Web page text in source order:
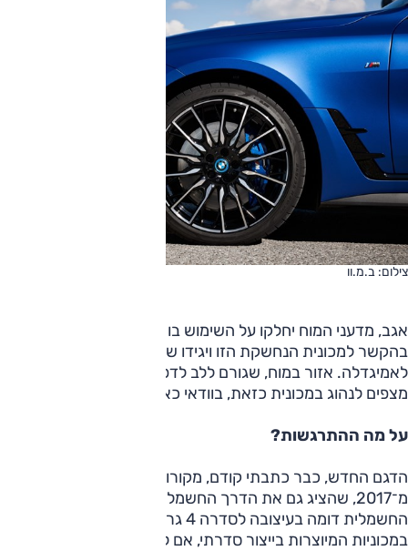
צילום: ב.מ.וו
אגב, מדעני המוח יחלקו על השימוש בו עשיתי במילה "לב"
בהקשר למכונית הנחשקת הזו ויגידו שמכונית כזו מדברת דווקא
לאמיגדלה. אזור במוח, שגורם ללב לדפוק מהר יותר כאשר
מצפים לנהוג במכונית כזאת, בוודאי כאשר נכנסים אליה.
על מה ההתרגשות?
החשמלית דומה בעיצובה לסדרה 4 גראן קופה — לדעתי, מהיפות
במכוניות המיוצרות בייצור סדרתי, אם לא היפה בהן. זאת, אגב,